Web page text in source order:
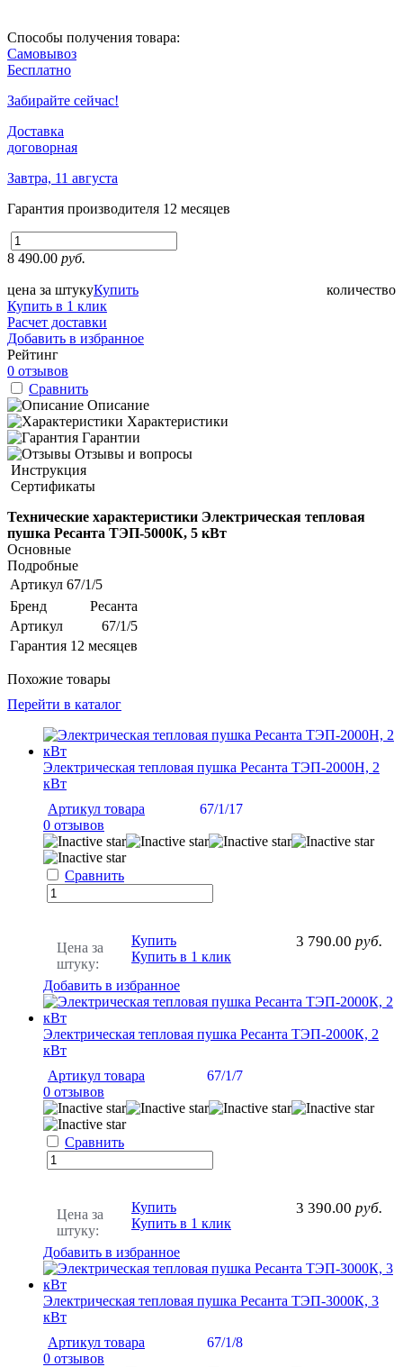
Способы получения товара:
Самовывоз
Бесплатно
Забирайте сейчас!
Доставка
договорная
Завтра, 11 августа
Гарантия производителя 12 месяцев
8 490.00 руб.
цена за штуку количество
Купить
Купить в 1 клик
Расчет доставки
Добавить в избранное
Рейтинг
0 отзывов
Сравнить
Описание
Характеристики
Гарантии
Отзывы и вопросы
Инструкция
Сертификаты
Технические характеристики Электрическая тепловая
пушка Ресанта ТЭП-5000К, 5 кВт
Основные
Подробные
Артикул 67/1/5
Бренд
Ресанта
Артикул
67/1/5
Гарантия 12 месяцев
Похожие товары
Перейти в каталог
Электрическая тепловая пушка Ресанта ТЭП-2000Н, 2
кВт
Артикул товара
67/1/17
0 отзывов
Сравнить
Цена за
штуку:
3 790.00 руб.
Купить
Купить в 1 клик
Добавить в избранное
Электрическая тепловая пушка Ресанта ТЭП-2000К, 2
кВт
Артикул товара
67/1/7
0 отзывов
Сравнить
Цена за
штуку:
3 390.00 руб.
Купить
Купить в 1 клик
Добавить в избранное
Электрическая тепловая пушка Ресанта ТЭП-3000К, 3
кВт
Артикул товара
67/1/8
0 отзывов